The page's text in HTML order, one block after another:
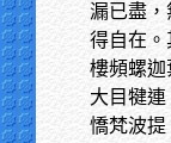
漏已盡
得自在。
樓頻螺迦
大目犍連
憍梵波提